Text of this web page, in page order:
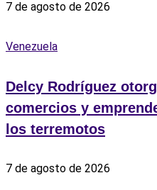
7 de agosto de 2026
Venezuela
Delcy Rodríguez
comercios y
los terremotos
7 de agosto de 2026